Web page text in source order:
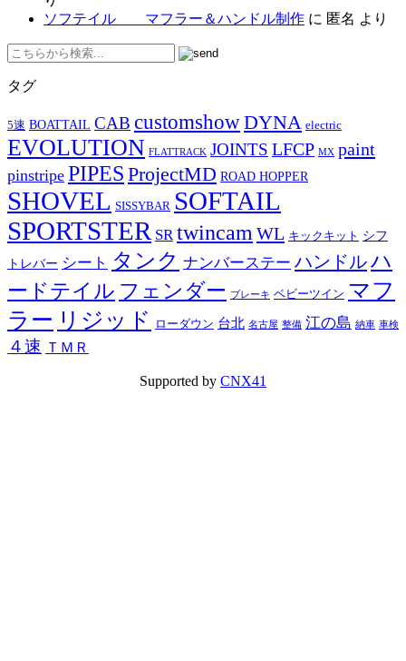
ソフテイル マフラー＆ハンドル制作 に 匿名 より
タグ
5速 BOATTAIL CAB customshowDYNA electric
EVOLUTION FLATTRACK JOINTS LFCP MX paint
pinstripe PIPES ProjectMD ROAD HOPPER
SHOVEL SISSYBAR SOFTAIL
SPORTSTER SR twincamWL キックキット シフ
トレバー シート タンク ナンバーステー ハンドルハ
ードテイル フェンダー ブレーキ ベビーツイン マフ
ラー リジッド ローダウン 台北 名古屋 整備 江の島 納車 車検
４速 ＴＭＲ
Supported by CNX41